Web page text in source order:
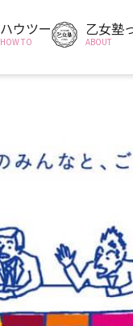
ハウツー
HOW TO
乙女塾
ABOUT